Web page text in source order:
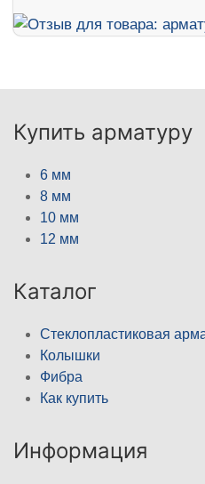
Купить арматуру
6 мм
8 мм
10 мм
12 мм
Каталог
Стеклопластиковая
Колышки
Фибра
Как купить
Информация